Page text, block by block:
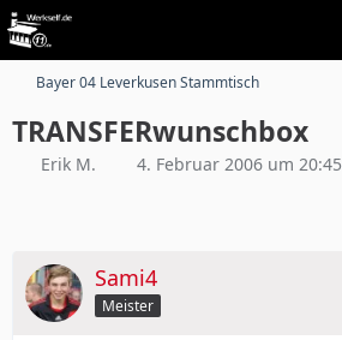
Bayer 04 Leverkusen Stammtisch
TRANSFERwunschbox
Erik M. 4. Februar 2006 um 20:45
Sami4
Meister